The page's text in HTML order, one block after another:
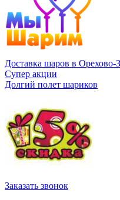
Доставка шаров в Орехово-
Супер акции
Долгий полет шариков
Заказать звонок